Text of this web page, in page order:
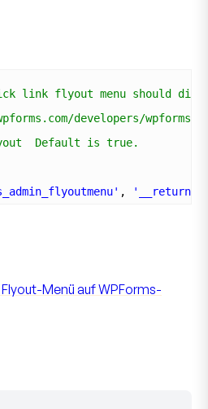
link flyout menu should
developers/
Default is true.
,
Menü auf WPForms-